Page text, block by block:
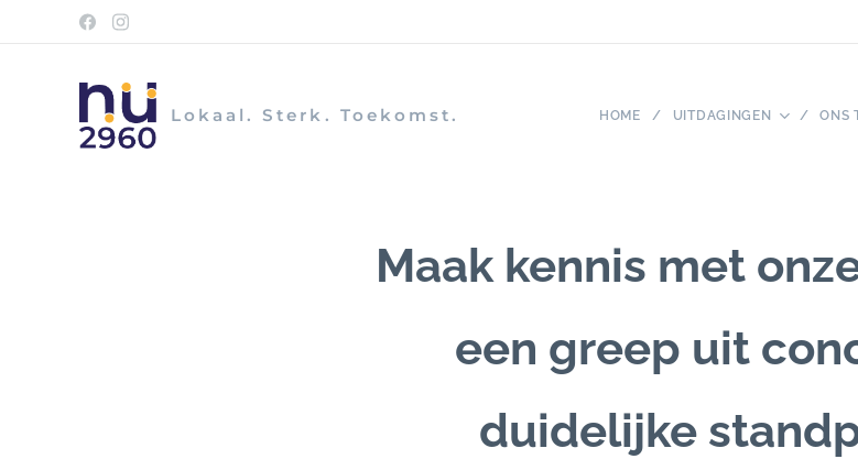
Lokaal. Sterk. Toekomst. HOME UITDAGINGEN ONS
Maak kennis met
een greep uit
duidelijke